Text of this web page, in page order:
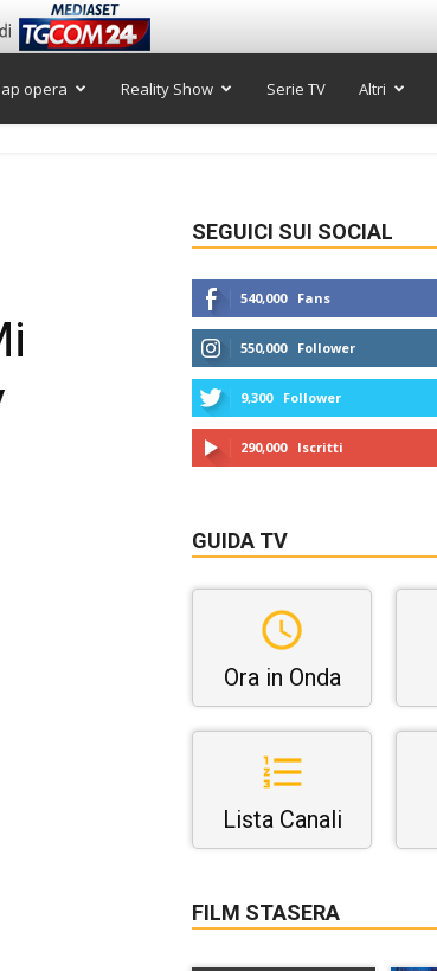
opera Reality Show Serie TV Altri
SEGUICI SUI SOCIAL
540,000 Fans
550,000 Follower
9,300 Follower
290,000 Iscritti
GUIDA TV
Ora in Onda
Lista Canali
FILM STASERA